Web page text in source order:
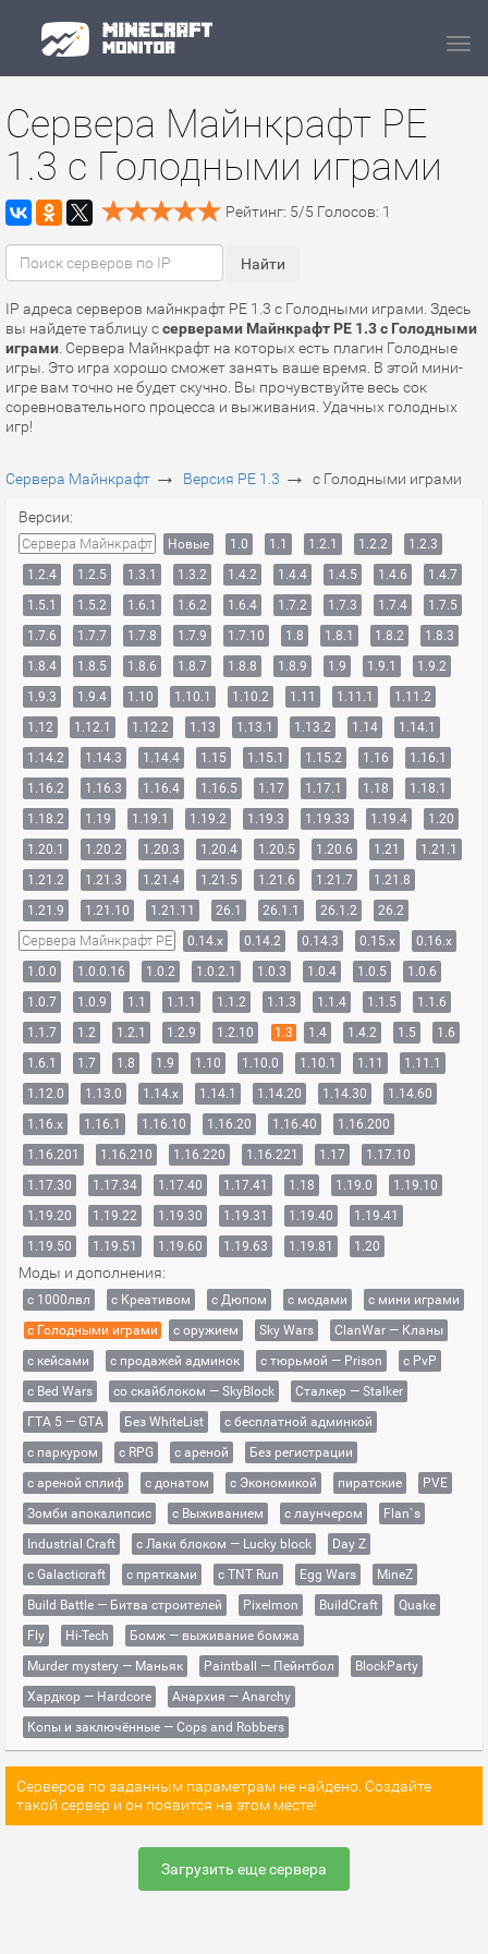
Сервера Майнкрафт PE
1.3 с Голодными играми
Рейтинг: 5/5 Голосов: 1
IP адреса серверов майнкрафт PE 1.3 с Голодными играми. Здесь
вы найдете таблицу ссерверами Майнкрафт PE 1.3 с Голодными
играми . Сервера Майнкрафт на которых есть плагин Голодные
игры. Это игра хорошо сможет занять ваше время. В этой мини-
игре вам точно не будет скучно. Вы прочувствуйте весь сок
соревновательного процесса и выживания. Удачных голодных
игр!
Сервера Майнкрафт → Версия PE 1.3 → с Голодными играми
Версии:
Сервера Майнкрафт Новые 1.0 1.1 1.2.1 1.2.2
1.2.3
1.2.4
1.2.5 1.3.1 1.3.2 1.4.2 1.4.4 1.4.5 1.4.6
1.4.7
1.5.1
1.5.2 1.6.1 1.6.2 1.6.4 1.7.2 1.7.3 1.7.4
1.7.5
1.7.6
1.7.7 1.7.8 1.7.9 1.7.10 1.8 1.8.1 1.8.2
1.8.3
1.8.4
1.8.5 1.8.6 1.8.7 1.8.8 1.8.9 1.9 1.9.1
1.9.2
1.9.3
1.9.4 1.10 1.10.1 1.10.2 1.11 1.11.1
1.11.2
1.12
1.12.1 1.12.2 1.13 1.13.1 1.13.2 1.14
1.14.1
1.14.2
1.14.3 1.14.4 1.15 1.15.1 1.15.2 1.16
1.16.1
1.16.2
1.16.3 1.16.4 1.16.5 1.17 1.17.1 1.18
1.18.1
1.18.2
1.19 1.19.1 1.19.2 1.19.3 1.19.33 1.19.4
1.20
1.20.1
1.20.2 1.20.3 1.20.4 1.20.5 1.20.6 1.21
1.21.1
1.21.2
1.21.3 1.21.4 1.21.5 1.21.6 1.21.7
1.21.8
1.21.9
1.21.10 1.21.11 26.1 26.1.1 26.1.2 26.2
Сервера Майнкрафт PE 0.14.x 0.14.2 0.14.3 0.15.x
0.16.x
1.0.0
1.0.0.16 1.0.2 1.0.2.1 1.0.3 1.0.4 1.0.5
1.0.6
1.0.7
1.0.9 1.1 1.1.1 1.1.2 1.1.3 1.1.4 1.1.5
1.1.6
1.1.7
1.2 1.2.1 1.2.9 1.2.10 1.3 1.4 1.4.2 1.5
1.6
1.6.1
1.7 1.8 1.9 1.10 1.10.0 1.10.1 1.11
1.11.1
1.12.0
1.13.0 1.14.x 1.14.1 1.14.20 1.14.30
1.14.60
1.16.x
1.16.1 1.16.10 1.16.20 1.16.40
1.16.200
1.16.201
1.16.210 1.16.220 1.16.221 1.17
1.17.10
1.17.30
1.17.34 1.17.40 1.17.41 1.18 1.19.0
1.19.10
1.19.20
1.19.22 1.19.30 1.19.31 1.19.40
1.19.41
1.19.50
1.19.51 1.19.60 1.19.63 1.19.81 1.20
Моды и дополнения:
с 1000лвл c Креативом с Дюпом с модами
с мини играми
с Голодными играми
с оружием Sky Wars
ClanWar — Кланы
с кейсами
с продажей админок с тюрьмой — Prison
с PvP
с Bed Wars
со скайблоком — SkyBlock
Сталкер — Stalker
ГТА 5 — GTA
Без WhiteList
с бесплатной админкой
с паркуром
с RPG с ареной
Без регистрации
с ареной сплиф
с донатом с Экономикой пиратские
PVE
Зомби апокалипсис
с Выживанием с лаунчером
Flan`s
Industrial Craft
с Лаки блоком — Lucky block
Day Z
с Galacticraft
с прятками с TNT Run Egg Wars
MineZ
Build Battle — Битва строителей
Pixelmon BuildCraft
Quake
Fly
Hi-Tech
Бомж — выживание бомжа
Murder mystery — Маньяк
Paintball — Пейнтбол
BlockParty
Хардкор — Hardcore
Анархия — Anarchy
Копы и заключённые — Cops and Robbers
Серверов по заданным параметрам не найдено. Создайте
такой сервер и он появится на этом месте!
Загрузить еще сервера